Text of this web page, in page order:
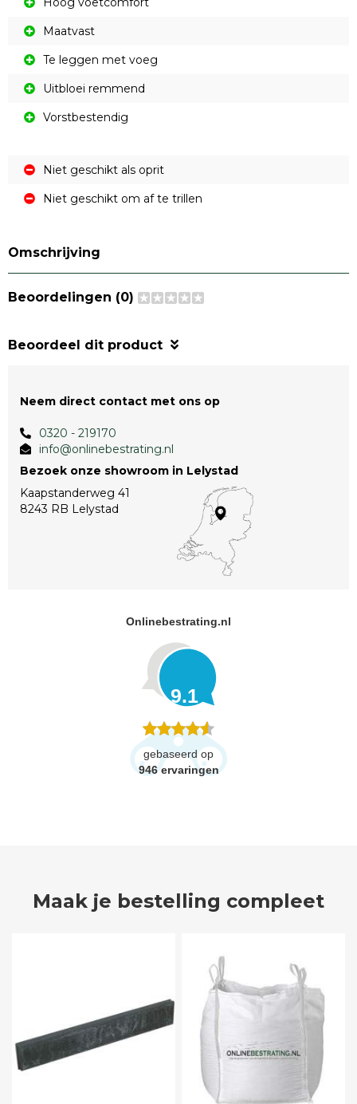
Maatvast
Te leggen met voeg
Uitbloei remmend
Vorstbestendig
Niet geschikt als oprit
Niet geschikt om af te trillen
Omschrijving
Beoordelingen (0)
Beoordeel dit product
Neem direct contact met ons op
0320 - 219170
info@onlinebestrating.nl
Bezoek onze showroom in Lelystad
Kaapstanderweg 41
8243 RB Lelystad
Onlinebestrating.nl
9.1
gebaseerd op
946 ervaringen
Maak je bestelling compleet